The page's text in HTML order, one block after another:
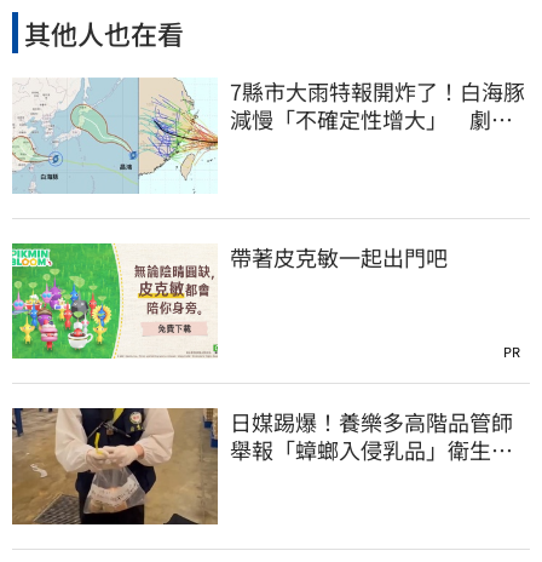
其他人也在看
7縣市大雨特報開炸了！白海豚
減慢「不確定性增大」 劇烈
帶著皮克敏一起出門吧
PR
日媒踢爆！養樂多高階品管師
舉報「蟑螂入侵乳品」衛生局